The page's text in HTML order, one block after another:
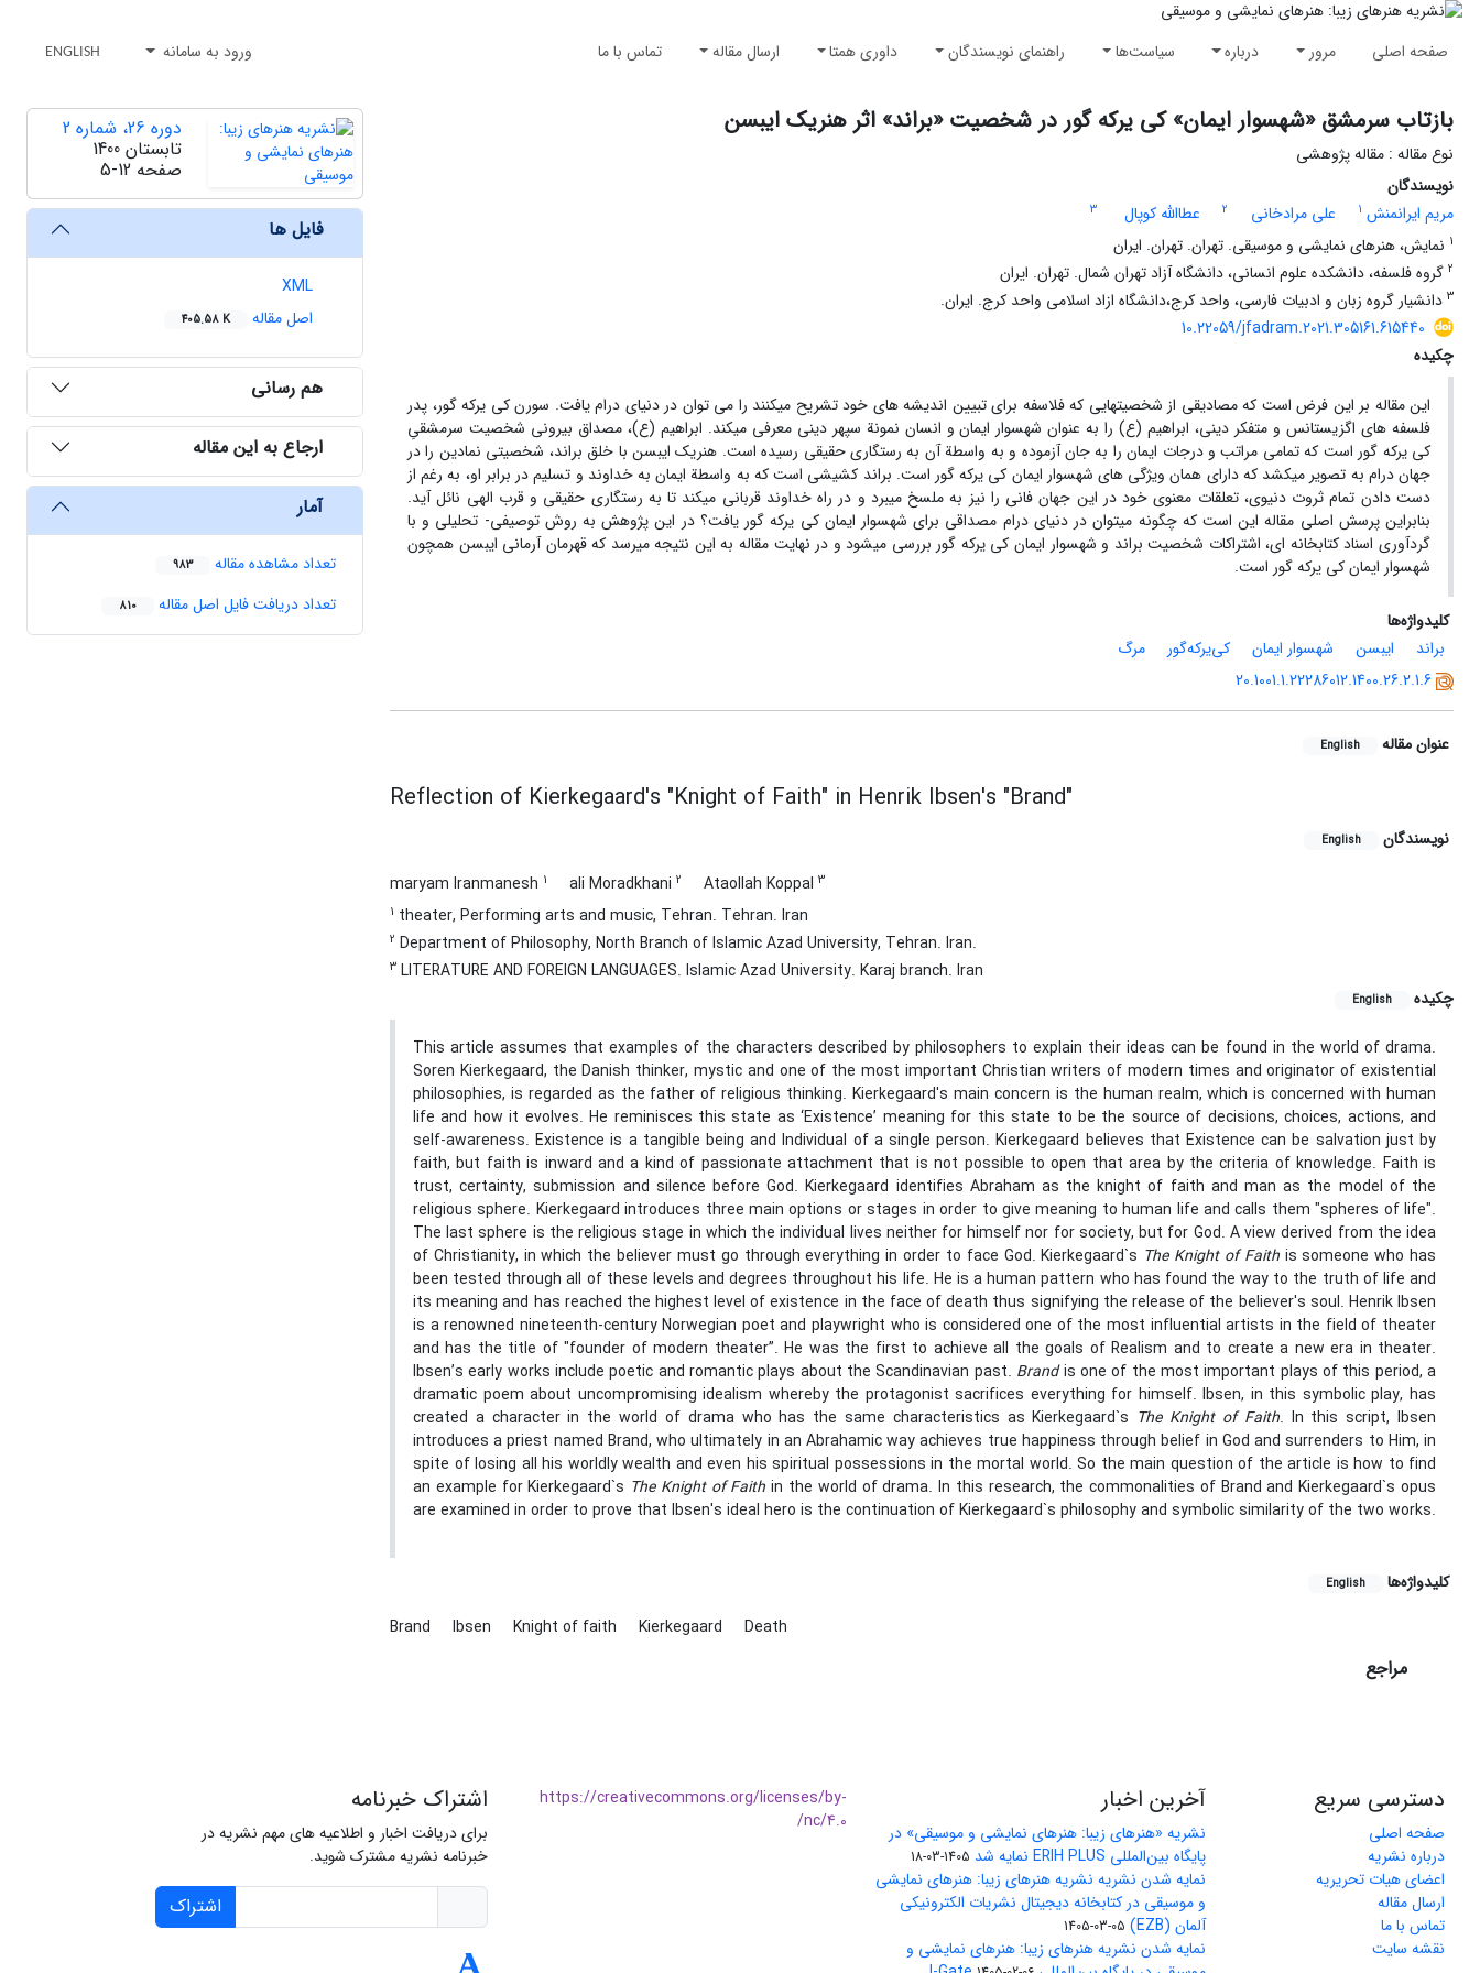
صفحه اصلی مرور درباره سیاست‌ها راهنمای نویسندگان داوری همتا ارسال مقاله تماس با ما ورود به سامانه ENGLISH
بازتاب سرمشق «شهسوار ایمان» کی یرکه گور در شخصیت «براند» اثر هنریک ایبسن
نوع مقاله : مقاله پژوهشی
نویسندگان
مریم ایرانمنش 1 علی مرادخانی 2 عطاالله کوپال
3
1 نمایش، هنرهای نمایشی و موسیقی. تهران. تهران. ایران
2 گروه فلسفه، دانشکده علوم انسانی، دانشگاه آزاد تهران شمال. تهران. ایران
3 دانشیار گروه زبان و ادبیات فارسی، واحد کرج،دانشگاه ازاد اسلامی واحد کرج. ایران.
10.22059/jfadram.2021.305161.615440
چکیده
این مقاله بر این فرض است که مصادیقی از شخصیت­هایی که فلاسفه برای تبیین اندیشه ­های خود تشریح می­کنند را می­ توان در دنیای درام یافت. سورن کی ­یرکه ­گور، پدر
فلسفه ­های اگزیستانس و متفکر دینی، ابراهیم (ع) را به عنوان شهسوار ایمان و انسان نمونة سپهر دینی معرفی می­کند. ابراهیم (ع)، مصداق بیرونی شخصیت سرمشقیِ
کی­ یرکه ­گور است که تمامی مراتب و درجات ایمان را به جان آزموده و به واسطة آن به رستگاری حقیقی رسیده است. هنریک ایبسن با خلق براند، شخصیتی نمادین را در
جهان درام به تصویر می­کشد که دارای همان ویژگی­ های شهسوار ایمان کی ­یرکه­ گور است. براند کشیشی است که به واسطة ایمان به خداوند و تسلیم در برابر او، به رغم از
دست دادن تمام ثروت دنیوی، تعلقات معنوی خود در این جهان فانی را نیز به ملسخ می­برد و در راه خداوند قربانی می­کند تا به رستگاری حقیقی و قرب الهی نائل آید.
بنابراین پرسش اصلی مقاله این است که چگونه می­توان در دنیای درام مصداقی برای شهسوار ایمان کی ­یرکه ­گور یافت؟ در این پژوهش به روش توصیفی- تحلیلی و با
گردآوری اسناد کتابخانه­ ای، اشتراکات شخصیت براند و شهسوار ایمان کی ­یرکه ­گور بررسی می­شود و در نهایت مقاله به این نتیجه می­رسد که قهرمان آرمانی ایبسن همچون
شهسوار ایمان کی ­یرکه­ گور است.
کلیدواژه‌ها
براند
ایبسن شهسوار ایمان کی‌یرکه‌گور
مرگ
20.1001.1.22286012.1400.26.2.1.6
عنوان مقاله English
Reflection of Kierkegaard's "Knight of Faith" in Henrik Ibsen's "Brand"
نویسندگان English
maryam Iranmanesh 1 ali Moradkhani 2 Ataollah Koppal 3
1 theater, Performing arts and music, Tehran. Tehran. Iran
2 Department of Philosophy, North Branch of Islamic Azad University, Tehran. Iran.
3 LITERATURE AND FOREIGN LANGUAGES. Islamic Azad University. Karaj branch. Iran
چکیده
English
This article assumes that examples of the characters described by philosophers to explain their ideas can be found in the world of drama.
Soren Kierkegaard, the Danish thinker, mystic and one of the most important Christian writers of modern times and originator of existential
philosophies, is regarded as the father of religious thinking. Kierkegaard's main concern is the human realm, which is concerned with human
life and how it evolves. He reminisces this state as ‘Existence’ meaning for this state to be the source of decisions, choices, actions, and
self-awareness. Existence is a tangible being and Individual of a single person. Kierkegaard believes that Existence can be salvation just by
faith, but faith is inward and a kind of passionate attachment that is not possible to open that area by the criteria of knowledge. Faith is
trust, certainty, submission and silence before God. Kierkegaard identifies Abraham as the knight of faith and man as the model of the
religious sphere. Kierkegaard introduces three main options or stages in order to give meaning to human life and calls them "spheres of life".
The last sphere is the religious stage in which the individual lives neither for himself nor for society, but for God. A view derived from the idea
of Christianity, in which the believer must go through everything in order to face God. Kierkegaard`s The Knight of Faithis someone who has
been tested through all of these levels and degrees throughout his life. He is a human pattern who has found the way to the truth of life and
its meaning and has reached the highest level of existence in the face of death thus signifying the release of the believer's soul. Henrik Ibsen
is a renowned nineteenth-century Norwegian poet and playwright who is considered one of the most influential artists in the field of theater
and has the title of "founder of modern theater”. He was the first to achieve all the goals of Realism and to create a new era in theater.
Ibsen’s early works include poetic and romantic plays about the Scandinavian past. Brandis one of the most important plays of this period, a
dramatic poem about uncompromising idealism whereby the protagonist sacrifices everything for himself. Ibsen, in this symbolic play, has
created a character in the world of drama who has the same characteristics as Kierkegaard`s The Knight of Faith. In this script, Ibsen
introduces a priest named Brand, who ultimately in an Abrahamic way achieves true happiness through belief in God and surrenders to Him, in
spite of losing all his worldly wealth and even his spiritual possessions in the mortal world. So the main question of the article is how to find
an example for Kierkegaard`s The Knight of Faith in the world of drama. In this research, the commonalities of Brand and Kierkegaard`s opus
are examined in order to prove that Ibsen's ideal hero is the continuation of Kierkegaard`s philosophy and symbolic similarity of the two works.
کلیدواژه‌ها English
Brand Ibsen Knight of faith Kierkegaard Death
مراجع
دوره 26، شماره 2
تابستان 1400
صفحه 5-12
فایل ها
XML
اصل مقاله
405.58 K
هم رسانی
ارجاع به این مقاله
آمار
تعداد مشاهده مقاله 983
تعداد دریافت فایل اصل مقاله 810
دسترسی سریع
صفحه اصلی
درباره نشریه
اعضای هیات تحریریه
ارسال مقاله
تماس با ما
نقشه سایت
آخرین اخبار
نشریه «هنرهای زیبا: هنرهای نمایشی و موسیقی» در
پایگاه بین‌المللی ERIH PLUS نمایه شد
1405-03-18
نمایه شدن نشریه نشریه هنرهای زیبا: هنرهای نمایشی
و موسیقی در کتابخانه دیجیتال نشریات الکترونیکی
آلمان (EZB)
1405-03-05
نمایه شدن نشریه هنرهای زیبا: هنرهای نمایشی و
https://creativecommons.org/licenses/by-
nc/4.0/
اشتراک خبرنامه
برای دریافت اخبار و اطلاعیه های مهم نشریه در
خبرنامه نشریه مشترک شوید.
اشتراک